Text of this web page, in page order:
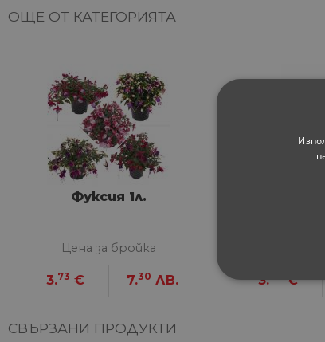
ОЩЕ ОТ КАТЕГОРИЯТА
Фуксия 1л.
Цена за бройка
3.73 € 7.30 ЛВ. 3. €
СВЪРЗАНИ ПРОДУКТИ
СТРОГО